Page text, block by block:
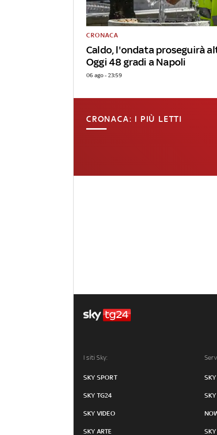
Caldo, l'ondata proseguirà
Oggi 48 gradi a Napoli
CRONACA
06 ago - 23:59
CRONACA: I PIÙ LETTI
I siti Sky:
SKY SPORT
SKY TG24
SKY VIDEO
SKY ARTE